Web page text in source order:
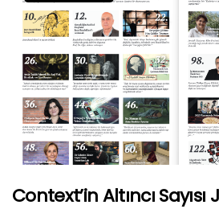
Context’in Altıncı Sayısı